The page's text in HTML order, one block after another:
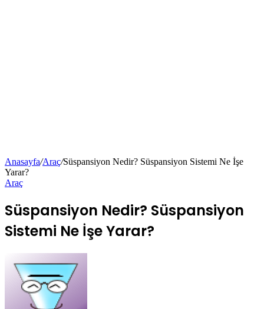
Anasayfa/Araç/Süspansiyon Nedir? Süspansiyon Sistemi Ne İşe
Yarar?
Araç
Süspansiyon Nedir? Süspansiyon
Sistemi Ne İşe Yarar?